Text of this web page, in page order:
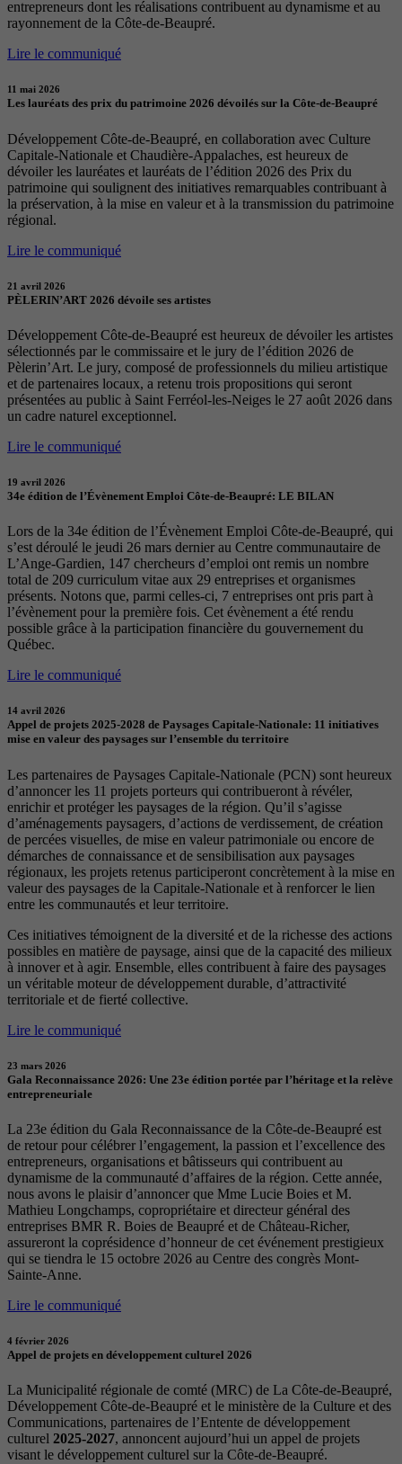
entrepreneurs dont les réalisations contribuent au dynamisme et au
rayonnement de la Côte-de-Beaupré.
Lire le communiqué
11 mai 2026
Les lauréats des prix du patrimoine 2026 dévoilés sur la Côte-de-Beaupré
Développement Côte-de-Beaupré, en collaboration avec Culture
Capitale-Nationale et Chaudière-Appalaches, est heureux de
dévoiler les lauréates et lauréats de l’édition 2026 des Prix du
patrimoine qui soulignent des initiatives remarquables contribuant à
la préservation, à la mise en valeur et à la transmission du patrimoine
régional.
Lire le communiqué
21 avril 2026
PÈLERIN’ART 2026 dévoile ses artistes
Développement Côte-de-Beaupré est heureux de dévoiler les artistes
sélectionnés par le commissaire et le jury de l’édition 2026 de
Pèlerin’Art. Le jury, composé de professionnels du milieu artistique
et de partenaires locaux, a retenu trois propositions qui seront
présentées au public à Saint Ferréol-les-Neiges le 27 août 2026 dans
un cadre naturel exceptionnel.
Lire le communiqué
19 avril 2026
34e édition de l’Évènement Emploi Côte-de-Beaupré: LE BILAN
Lors de la 34e édition de l’Évènement Emploi Côte-de-Beaupré, qui
s’est déroulé le jeudi 26 mars dernier au Centre communautaire de
L’Ange-Gardien, 147 chercheurs d’emploi ont remis un nombre
total de 209 curriculum vitae aux 29 entreprises et organismes
présents. Notons que, parmi celles-ci, 7 entreprises ont pris part à
l’évènement pour la première fois. Cet évènement a été rendu
possible grâce à la participation financière du gouvernement du
Québec.
Lire le communiqué
14 avril 2026
Appel de projets 2025-2028 de Paysages Capitale-Nationale: 11 initiatives
mise en valeur des paysages sur l’ensemble du territoire
Les partenaires de Paysages Capitale-Nationale (PCN) sont heureux
d’annoncer les 11 projets porteurs qui contribueront à révéler,
enrichir et protéger les paysages de la région. Qu’il s’agisse
d’aménagements paysagers, d’actions de verdissement, de création
de percées visuelles, de mise en valeur patrimoniale ou encore de
démarches de connaissance et de sensibilisation aux paysages
régionaux, les projets retenus participeront concrètement à la mise en
valeur des paysages de la Capitale-Nationale et à renforcer le lien
entre les communautés et leur territoire.
Ces initiatives témoignent de la diversité et de la richesse des actions
possibles en matière de paysage, ainsi que de la capacité des milieux
à innover et à agir. Ensemble, elles contribuent à faire des paysages
un véritable moteur de développement durable, d’attractivité
territoriale et de fierté collective.
Lire le communiqué
23 mars 2026
Gala Reconnaissance 2026: Une 23e édition portée par l’héritage et la relève
entrepreneuriale
La 23e édition du Gala Reconnaissance de la Côte-de-Beaupré est
de retour pour célébrer l’engagement, la passion et l’excellence des
entrepreneurs, organisations et bâtisseurs qui contribuent au
dynamisme de la communauté d’affaires de la région. Cette année,
nous avons le plaisir d’annoncer que Mme Lucie Boies et M.
Mathieu Longchamps, copropriétaire et directeur général des
entreprises BMR R. Boies de Beaupré et de Château-Richer,
assureront la coprésidence d’honneur de cet événement prestigieux
qui se tiendra le 15 octobre 2026 au Centre des congrès Mont-
Sainte-Anne.
Lire le communiqué
4 février 2026
Appel de projets en développement culturel 2026
La Municipalité régionale de comté (MRC) de La Côte-de-Beaupré,
Développement Côte-de-Beaupré et le ministère de la Culture et des
Communications, partenaires de l’Entente de développement
culturel 2025-2027, annoncent aujourd’hui un appel de projets
visant le développement culturel sur la Côte-de-Beaupré.